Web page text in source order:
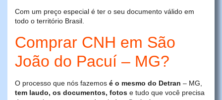
Com um preço especial é ter o seu documento válido em
todo o território Brasil.
Comprar CNH em São
João do Pacuí – MG?
O processo que nós fazemos é o mesmo do Detran – MG,
tem laudo, os documentos, fotos e tudo que você precisa